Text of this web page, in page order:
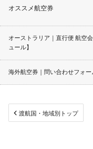
オススメ航空券
オーストラリア｜直行便 航空
ュール】
海外航空券｜問い合わせフォー
渡航国・地域別トップ